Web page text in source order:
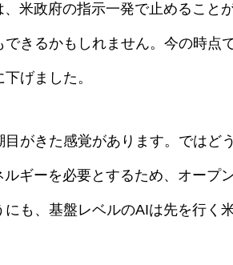
米政府の指示一発で止めること
きるかもしれません。今の時点
げました。
がきた感覚があります。ではど
ギーを必要とするため、オープ
も、基盤レベルのAIは先を行く